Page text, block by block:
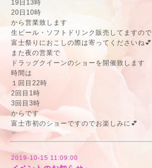
19日13時
20日10時
から営業致します
生ビール・ソフトドリンク販売してますので
富士祭りにおこしの際は寄ってくださいね💕
また夜の営業で
ドラッグクイーンのショーを開催致します
時間は
１回目22時
2回目1時
3回目3時
からです
富士市初のショーですのでお楽しみに💕
2019-10-15 11:09:00